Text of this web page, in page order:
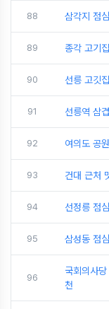
88 삼각지 점
89 종각 고기
90 선릉 고깃
91 선릉역 삼
92 여의도 공
93 건대 근처
94 선정릉 점
95 삼성동 점
96
국회의사
천